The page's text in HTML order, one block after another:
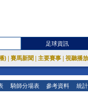
足球資訊
) 賽馬新聞 主要賽事 視聽播
騎師分場表 參考資料 統